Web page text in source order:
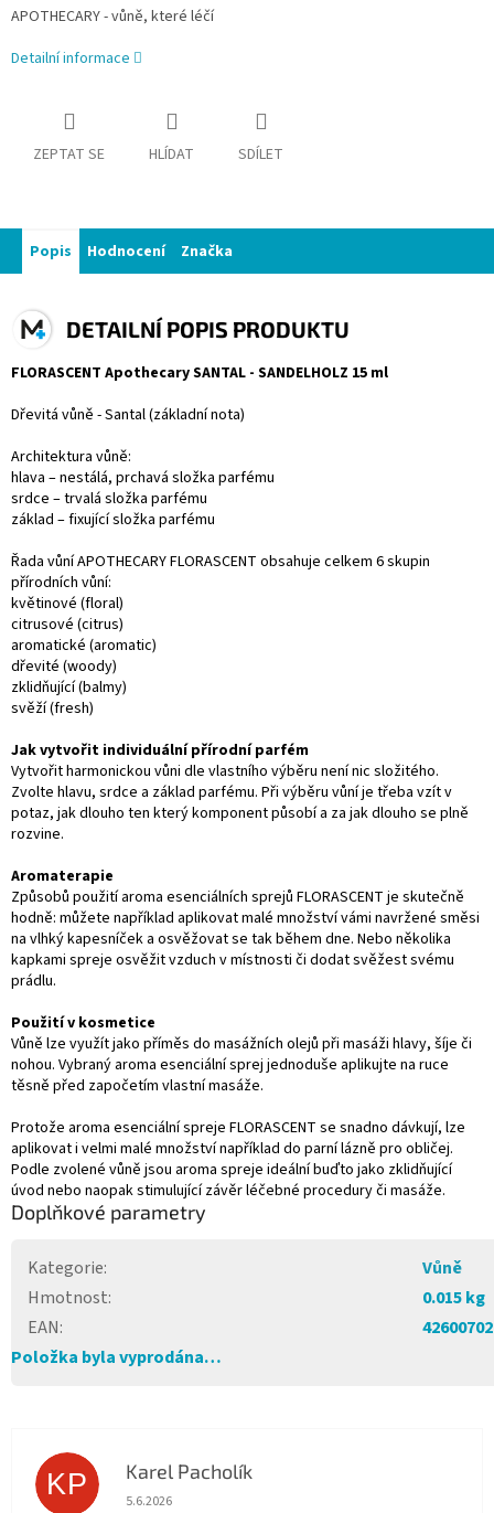
APOTHECARY - vůně, které léčí
Detailní informace
ZEPTAT SE HLÍDAT SDÍLET
Popis Hodnocení Značka
DETAILNÍ POPIS PRODUKTU
FLORASCENT Apothecary SANTAL - SANDELHOLZ 15 ml
Dřevitá vůně - Santal (základní nota)
Architektura vůně:
hlava – nestálá, prchavá složka parfému
srdce – trvalá složka parfému
základ – fixující složka parfému
Řada vůní APOTHECARY FLORASCENT obsahuje celkem 6 skupin
přírodních vůní:
květinové (floral)
citrusové (citrus)
aromatické (aromatic)
dřevité (woody)
zklidňující (balmy)
svěží (fresh)
Jak vytvořit individuální přírodní parfém
Vytvořit harmonickou vůni dle vlastního výběru není nic složitého.
Zvolte hlavu, srdce a základ parfému. Při výběru vůní je třeba vzít v
potaz, jak dlouho ten který komponent působí a za jak dlouho se plně
rozvine.
Aromaterapie
Způsobů použití aroma esenciálních sprejů FLORASCENT je skutečně
hodně: můžete například aplikovat malé množství vámi navržené směsi
na vlhký kapesníček a osvěžovat se tak během dne. Nebo několika
kapkami spreje osvěžit vzduch v místnosti či dodat svěžest svému
prádlu.
Použití v kosmetice
Vůně lze využít jako příměs do masážních olejů při masáži hlavy, šíje či
nohou. Vybraný aroma esenciální sprej jednoduše aplikujte na ruce
těsně před započetím vlastní masáže.
Protože aroma esenciální spreje FLORASCENT se snadno dávkují, lze
aplikovat i velmi malé množství například do parní lázně pro obličej.
Podle zvolené vůně jsou aroma spreje ideální buďto jako zklidňující
úvod nebo naopak stimulující závěr léčebné procedury či masáže.
Doplňkové parametry
Kategorie:
Vůně
Hmotnost:
0.015 kg
EAN:
Položka byla vyprodána…
KP Karel Pacholík
Hodnocení obchodu je 4 z 5 hvězdiček.
5.6.2026